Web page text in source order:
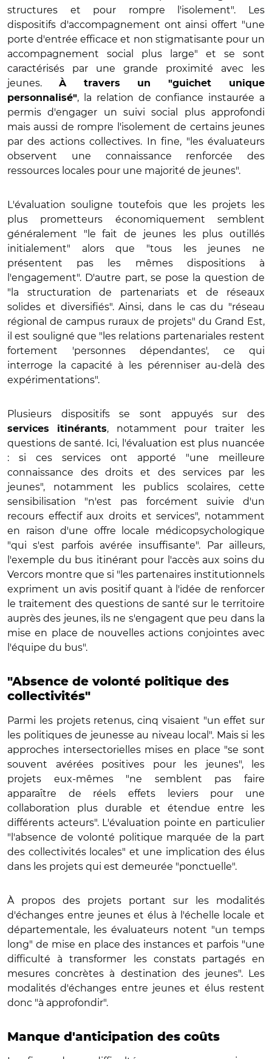
structures et pour rompre l'isolement". Les
dispositifs d'accompagnement ont ainsi offert "une
porte d'entrée efficace et non stigmatisante pour un
accompagnement social plus large" et se sont
caractérisés par une grande proximité avec les
jeunes.
À travers un "guichet unique
personnalisé", la relation de confiance instaurée a
permis d'engager un suivi social plus approfondi
mais aussi de rompre l'isolement de certains jeunes
par des actions collectives. In fine, "les évaluateurs
observent une connaissance renforcée des
ressources locales pour une majorité de jeunes".
L'évaluation souligne toutefois que les projets les
plus prometteurs économiquement semblent
généralement "le fait de jeunes les plus outillés
initialement" alors que "tous les jeunes ne
présentent pas les mêmes dispositions à
l'engagement". D'autre part, se pose la question de
"la structuration de partenariats et de réseaux
solides et diversifiés". Ainsi, dans le cas du "réseau
régional de campus ruraux de projets" du Grand Est,
il est souligné que "les relations partenariales restent
fortement 'personnes dépendantes', ce qui
interroge la capacité à les pérenniser au-delà des
expérimentations".
Plusieurs dispositifs se sont appuyés sur des
services itinérants, notamment pour traiter les
questions de santé. Ici, l'évaluation est plus nuancée
: si ces services ont apporté "une meilleure
connaissance des droits et des services par les
jeunes", notamment les publics scolaires, cette
sensibilisation "n'est pas forcément suivie d'un
recours effectif aux droits et services", notamment
en raison d'une offre locale médicopsychologique
"qui s'est parfois avérée insuffisante". Par ailleurs,
l'exemple du bus itinérant pour l'accès aux soins du
Vercors montre que si "les partenaires institutionnels
expriment un avis positif quant à l'idée de renforcer
le traitement des questions de santé sur le territoire
auprès des jeunes, ils ne s'engagent que peu dans la
mise en place de nouvelles actions conjointes avec
l'équipe du bus".
"Absence de volonté politique des
collectivités"
Parmi les projets retenus, cinq visaient "un effet sur
les politiques de jeunesse au niveau local". Mais si les
approches intersectorielles mises en place "se sont
souvent avérées positives pour les jeunes", les
projets eux-mêmes "ne semblent pas faire
apparaître de réels effets leviers pour une
collaboration plus durable et étendue entre les
différents acteurs". L'évaluation pointe en particulier
"l'absence de volonté politique marquée de la part
des collectivités locales" et une implication des élus
dans les projets qui est demeurée "ponctuelle".
À propos des projets portant sur les modalités
d'échanges entre jeunes et élus à l'échelle locale et
départementale, les évaluateurs notent "un temps
long" de mise en place des instances et parfois "une
difficulté à transformer les constats partagés en
mesures concrètes à destination des jeunes". Les
modalités d'échanges entre jeunes et élus restent
donc "à approfondir".
Manque d'anticipation des coûts